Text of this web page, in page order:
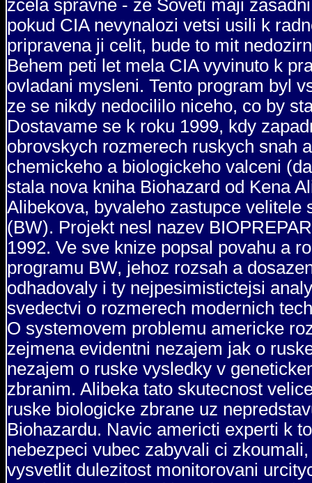
zcela spravne - ze Soveti maji
pokud CIA nevynalozi vetsi usili k
pripravena ji celit, bude to mit
Behem peti let mela CIA vyvinuto k
ovladani mysleni. Tento program byl
ze se nikdy nedocililo niceho, co by
Dostavame se k roku 1999, kdy
obrovskych rozmerech ruskych snah
chemickeho a biologickeho valceni
stala nova kniha Biohazard od Kena
Alibekova, byvaleho zastupce
(BW). Projekt nesl nazev
1992. Ve sve knize popsal povahu a
programu BW, jehoz rozsah a
odhadovaly i ty nejpesimistictejsi
svedectvi o rozmerech modernich
O systemovem problemu americke
zejmena evidentni nezajem jak o
nezajem o ruske vysledky v
zbranim. Alibeka tato skutecnost
ruske biologicke zbrane uz
Biohazardu. Navic americti experti k
nebezpeci vubec zabyvali ci
vysvetlit dulezitost monitorovani